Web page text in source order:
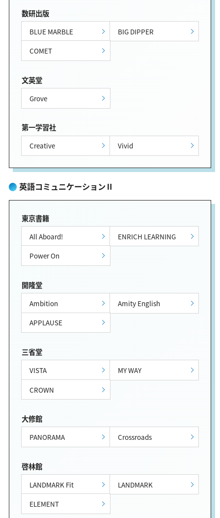
数研出版
BLUE MARBLE
BIG DIPPER
COMET
文英堂
Grove
第一学習社
Creative Vivid
英語コミュニケーションⅡ
東京書籍
All Aboard!
ENRICH LEARNING
Power On
開隆堂
Ambition
Amity English
APPLAUSE
三省堂
VISTA
MY WAY
CROWN
大修館
PANORAMA Crossroads
啓林館
LANDMARK Fit
LANDMARK
ELEMENT